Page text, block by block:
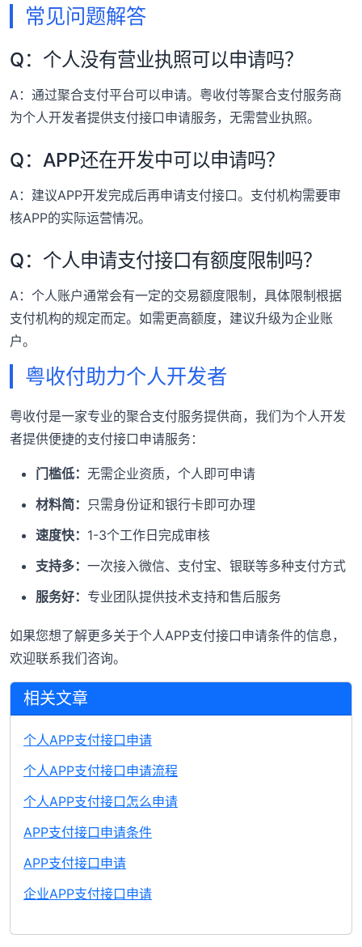
常见问题解答
Q：个人没有营业执照可以申请吗？
A：通过聚合支付平台可以申请。粤收付等聚合支付服务商
为个人开发者提供支付接口申请服务，无需营业执照。
Q：APP还在开发中可以申请吗？
A：建议APP开发完成后再申请支付接口。支付机构需要审
核APP的实际运营情况。
Q：个人申请支付接口有额度限制吗？
A：个人账户通常会有一定的交易额度限制，具体限制根据
支付机构的规定而定。如需更高额度，建议升级为企业账
户。
粤收付助力个人开发者
粤收付是一家专业的聚合支付服务提供商，我们为个人开发
者提供便捷的支付接口申请服务：
门槛低： 无需企业资质，个人即可申请
材料简： 只需身份证和银行卡即可办理
速度快： 1-3个工作日完成审核
支持多： 一次接入微信、支付宝、银联等多种支付方式
服务好： 专业团队提供技术支持和售后服务
如果您想了解更多关于个人APP支付接口申请条件的信息，
欢迎联系我们咨询。
相关文章
个人APP支付接口申请
个人APP支付接口申请流程
个人APP支付接口怎么申请
APP支付接口申请条件
APP支付接口申请
企业APP支付接口申请